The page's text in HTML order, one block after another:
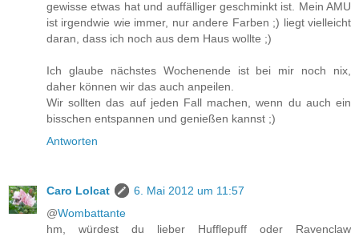
gewisse etwas hat und auffälliger geschminkt ist. Mein AMU
ist irgendwie wie immer, nur andere Farben ;) liegt vielleicht
daran, dass ich noch aus dem Haus wollte ;)
Ich glaube nächstes Wochenende ist bei mir noch nix,
daher können wir das auch anpeilen.
Wir sollten das auf jeden Fall machen, wenn du auch ein
bisschen entspannen und genießen kannst ;)
Antworten
Caro Lolcat
6. Mai 2012 um 11:57
@Wombattante
hm, würdest du lieber Hufflepuff oder Ravenclaw